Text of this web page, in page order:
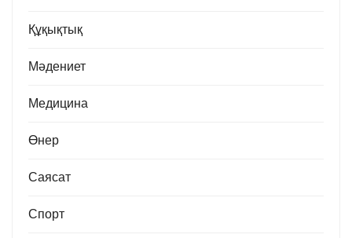
Құқықтық
Мәдениет
Медицина
Өнер
Саясат
Спорт